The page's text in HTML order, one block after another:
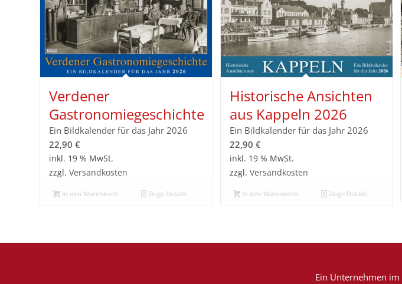
Verdener
Gastronomiegeschichte
Ein Bildkalender für das Jahr 2026
22,90 €
inkl. 19 % MwSt.
zzgl. Versandkosten
In den Warenkorb Zeige Details
Historische Ansichten
aus Kappeln 2026
Ein Bildkalender für das Jahr 2026
22,90 €
inkl. 19 % MwSt.
zzgl. Versandkosten
In den Warenkorb Zeige Details
Ein Unternehmen im